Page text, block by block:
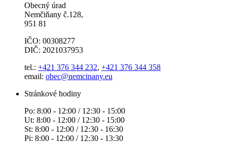
Obecný úrad
Nemčiňany č.128,
951 81
IČO: 00308277
DIČ: 2021037953
tel.: +421 376 344 232, +421 376 344 358
email: obec@nemcinany.eu
Stránkové hodiny
Po: 8:00 - 12:00 / 12:30 - 15:00
Ut: 8:00 - 12:00 / 12:30 - 15:00
St: 8:00 - 12:00 / 12:30 - 16:30
Pi: 8:00 - 12:00 / 12:30 - 13:30